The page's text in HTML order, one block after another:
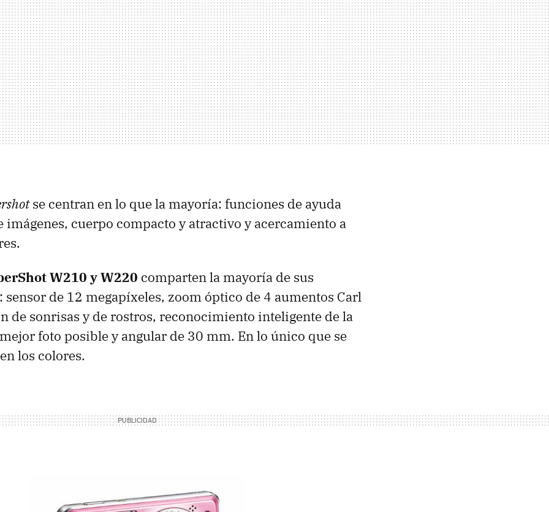
se centran en lo que la mayoría: funciones de ayuda
imágenes, cuerpo compacto y atractivo y acercamiento a
W210 y W220 comparten la mayoría de sus
sensor de 12 megapíxeles, zoom óptico de 4 aumentos Carl
de sonrisas y de rostros, reconocimiento inteligente de la
foto posible y angular de 30 mm. En lo único que se
los colores.